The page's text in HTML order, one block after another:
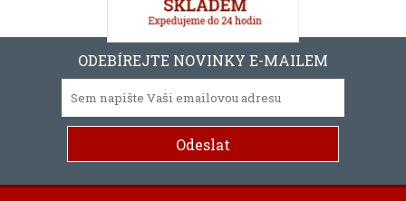
ODEBÍREJTE NOVINKY E-MAILEM